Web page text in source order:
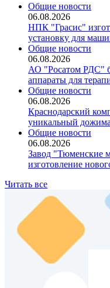
Общие новости
06.08.2026
НПК "Грасис"
установку для
Общие новости
06.08.2026
АО "Росатом РДС"
аппараты для
Общие новости
06.08.2026
Краснодарский
уникальный
Общие новости
06.08.2026
Завод "Тюменские
изготовление
Читать все